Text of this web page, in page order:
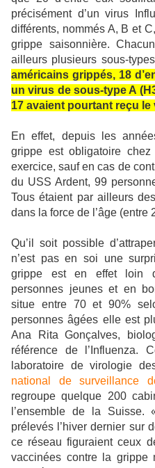
précisément d’un virus
différents, nommés A, B et
grippe saisonnière.
ailleurs plusieurs sous-
américains grippés, 18
un virus de sous-type A
17 avaient pourtant reçu le
En effet, depuis les
grippe est obligatoire
exercice, sauf en cas de
du USS Ardent, 99
Tous étaient par ailleurs
dans la force de l’âge (entre
Qu’il soit possible
n’est pas en soi une
grippe est en effet loin
personnes jeunes et en
situe entre 70 et 90%
personnes âgées elle est
Ana Rita Gonçalves,
référence de l’Influenza.
laboratoire de virologie
national de surveillance
regroupe quelque 200
l’ensemble de la Suisse.
prélevés l’hiver dernier sur
ce réseau figuraient ceux
vaccinées contre la grippe